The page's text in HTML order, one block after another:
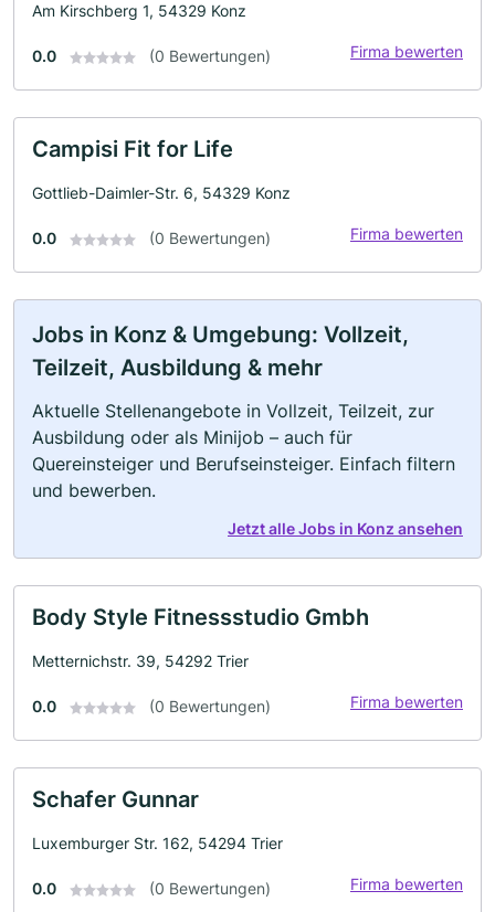
Am Kirschberg 1, 54329 Konz
0.0 (0 Bewertungen) Firma bewerten
Campisi Fit for Life
Gottlieb-Daimler-Str. 6, 54329 Konz
0.0 (0 Bewertungen) Firma bewerten
Jobs in Konz & Umgebung: Vollzeit,
Teilzeit, Ausbildung & mehr
Aktuelle Stellenangebote in Vollzeit, Teilzeit, zur
Ausbildung oder als Minijob – auch für
Quereinsteiger und Berufseinsteiger. Einfach filtern
und bewerben.
Jetzt alle Jobs in Konz ansehen
Body Style Fitnessstudio Gmbh
Metternichstr. 39, 54292 Trier
0.0 (0 Bewertungen) Firma bewerten
Schafer Gunnar
Luxemburger Str. 162, 54294 Trier
0.0 (0 Bewertungen) Firma bewerten